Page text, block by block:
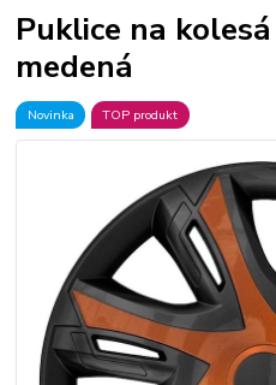
Puklice na
medená
Novinka TOP produkt